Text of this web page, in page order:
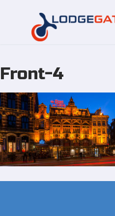
Overslaan
naar
inhoud
Front-4